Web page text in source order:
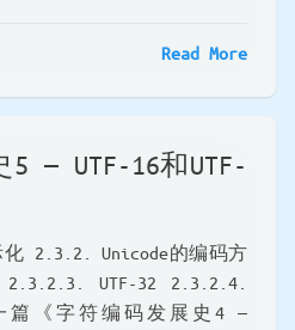
Read More
— UTF-16和UTF-
2.3.2. Unicode的编码方
UTF-32 2.3.2.4.
篇《字符编码发展史4 —